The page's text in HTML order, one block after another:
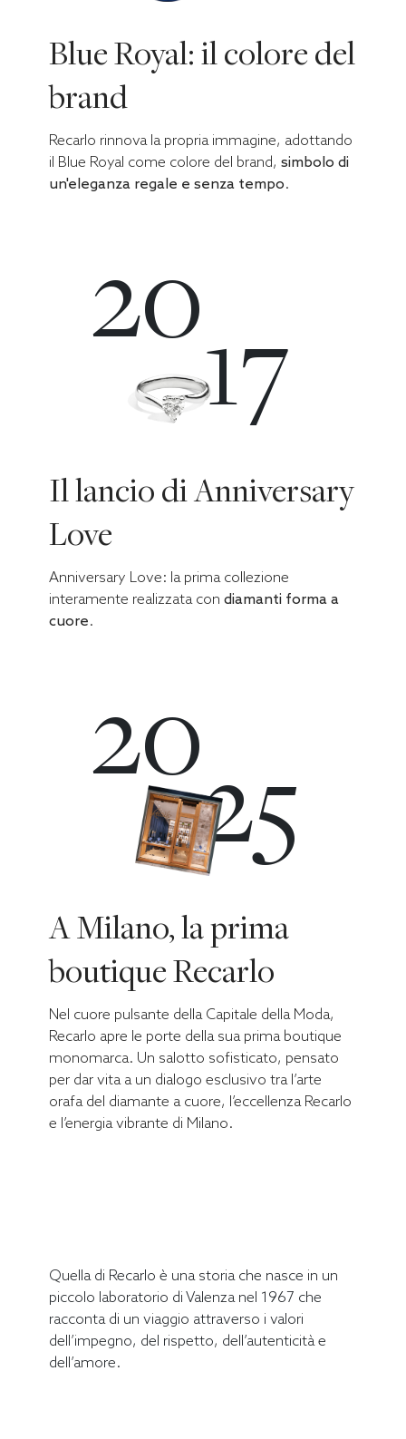
Blue Royal: il colore del
brand
Recarlo rinnova la propria immagine, adottando
il Blue Royal come colore del brand, simbolo di
un'eleganza regale e senza tempo.
2017
Il lancio di Anniversary
Love
Anniversary Love: la prima collezione
interamente realizzata con diamanti forma a
cuore.
2025
A Milano, la prima
boutique Recarlo
Nel cuore pulsante della Capitale della Moda,
Recarlo apre le porte della sua prima boutique
monomarca. Un salotto sofisticato, pensato
per dar vita a un dialogo esclusivo tra l’arte
orafa del diamante a cuore, l’eccellenza Recarlo
e l’energia vibrante di Milano.
Quella di Recarlo è una storia che nasce in un
piccolo laboratorio di Valenza nel 1967 che
racconta di un viaggio attraverso i valori
dell’impegno, del rispetto, dell’autenticità e
dell’amore.